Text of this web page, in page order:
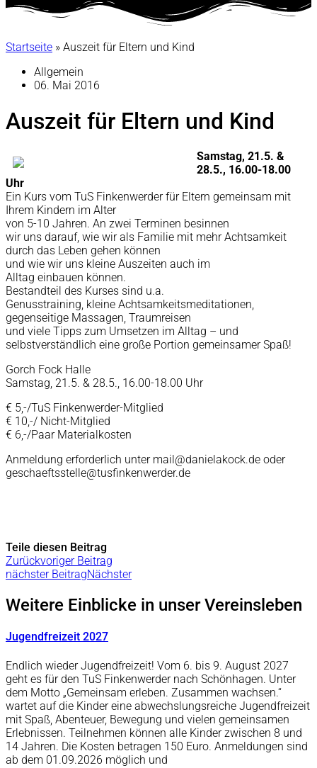
Startseite » Auszeit für Eltern und Kind
Allgemein
06. Mai 2016
Auszeit für Eltern und Kind
Samstag, 21.5. &
28.5., 16.00-18.00
Uhr
Ein Kurs vom TuS Finkenwerder für Eltern gemeinsam mit
Ihrem Kindern im Alter
von 5-10 Jahren. An zwei Terminen besinnen
wir uns darauf, wie wir als Familie mit mehr Achtsamkeit
durch das Leben gehen können
und wie wir uns kleine Auszeiten auch im
Alltag einbauen können.
Bestandteil des Kurses sind u.a.
Genusstraining, kleine Achtsamkeitsmeditationen,
gegenseitige Massagen, Traumreisen
und viele Tipps zum Umsetzen im Alltag – und
selbstverständlich eine große Portion gemeinsamer Spaß!
Gorch Fock Halle
Samstag, 21.5. & 28.5., 16.00-18.00 Uhr
€ 5,-/TuS Finkenwerder-Mitglied
€ 10,-/ Nicht-Mitglied
€ 6,-/Paar Materialkosten
Anmeldung erforderlich unter mail@danielakock.de oder
geschaeftsstelle@tusfinkenwerder.de
Teile diesen Beitrag
Zurückvoriger Beitrag
nächster BeitragNächster
Weitere Einblicke in unser Vereinsleben
Jugendfreizeit 2027
Endlich wieder Jugendfreizeit! Vom 6. bis 9. August 2027
geht es für den TuS Finkenwerder nach Schönhagen. Unter
dem Motto „Gemeinsam erleben. Zusammen wachsen.“
wartet auf die Kinder eine abwechslungsreiche Jugendfreizeit
mit Spaß, Abenteuer, Bewegung und vielen gemeinsamen
Erlebnissen. Teilnehmen können alle Kinder zwischen 8 und
14 Jahren. Die Kosten betragen 150 Euro. Anmeldungen sind
ab dem 01.09.2026 möglich und